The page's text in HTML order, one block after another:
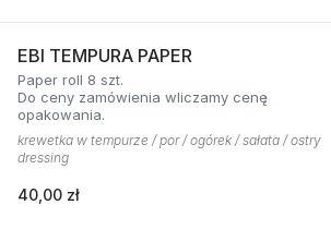
EBI TEMPURA PAPER
Paper roll 8 szt.
Do ceny zamówienia wliczamy cenę
opakowania.
krewetka w tempurze / por / ogórek / sałata / ostry
dressing
40,00 zł